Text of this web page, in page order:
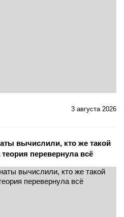
3 августа 2026
вычислили, кто же такой
перевернула всё